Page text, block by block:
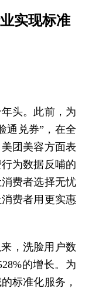
实现标准
头。此前，为
通兑券”，在全
团美容方面表
为数据反哺的
费者选择无忧
费者用更实惠
，洗脸用户数
的增长。为
标准化服务，